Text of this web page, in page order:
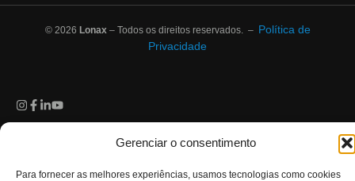
Gerenciar o consentimento
Para fornecer as melhores experiências, usamos tecnologias como cookies
© 2026 Lonax – Todos os direitos reservados. – Política de
Privacidade